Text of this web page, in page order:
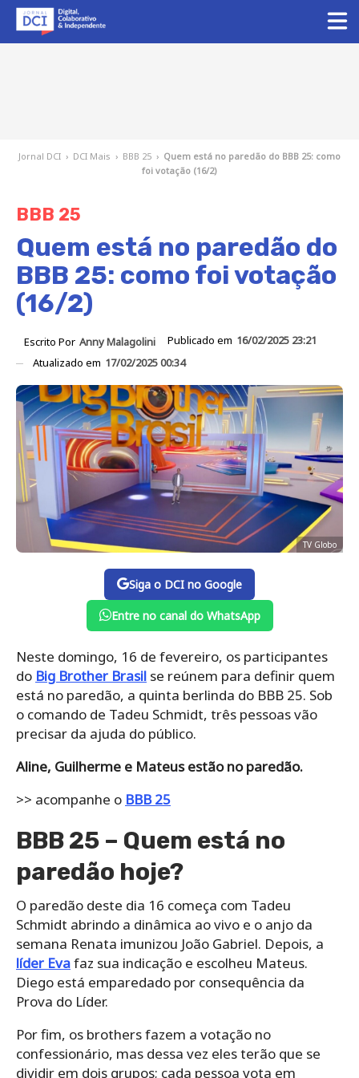
Jornal DCI › DCI Mais › BBB 25 › Quem está no paredão do BBB 25: como
foi votação (16/2)
BBB 25
Quem está no paredão do
BBB 25: como foi votação
(16/2)
Escrito Por Anny Malagolini Publicado em 16/02/2025 23:21
Atualizado em 17/02/2025 00:34
TV Globo
Siga o DCI no Google
Entre no canal do WhatsApp
Neste domingo, 16 de fevereiro, os participantes
do Big Brother Brasil se reúnem para definir quem
está no paredão, a quinta berlinda do BBB 25. Sob
o comando de Tadeu Schmidt, três pessoas vão
precisar da ajuda do público.
Aline, Guilherme e Mateus estão no paredão.
>> acompanhe o BBB 25
BBB 25 – Quem está no
paredão hoje?
O paredão deste dia 16 começa com Tadeu
Schmidt abrindo a dinâmica ao vivo e o anjo da
semana Renata imunizou João Gabriel. Depois, a
líder Evafaz sua indicação e escolheu Mateus.
Diego está emparedado por consequência da
Prova do Líder.
Por fim, os brothers fazem a votação no
confessionário, mas dessa vez eles terão que se
dividir em dois grupos; cada pessoa vota em